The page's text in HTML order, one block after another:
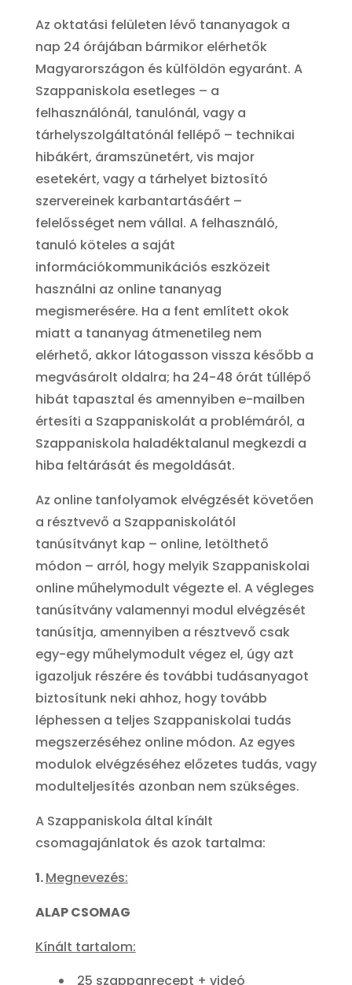
Az oktatási felületen lévő tananyagok a
nap 24 órájában bármikor elérhetők
Magyarországon és külföldön egyaránt. A
Szappaniskola esetleges – a
felhasználónál, tanulónál, vagy a
tárhelyszolgáltatónál fellépő – technikai
hibákért, áramszünetért, vis major
esetekért, vagy a tárhelyet biztosító
szervereinek karbantartásáért –
felelősséget nem vállal. A felhasználó,
tanuló köteles a saját
információkommunikációs eszközeit
használni az online tananyag
megismerésére. Ha a fent említett okok
miatt a tananyag átmenetileg nem
elérhető, akkor látogasson vissza később a
megvásárolt oldalra; ha 24-48 órát túllépő
hibát tapasztal és amennyiben e-mailben
értesíti a Szappaniskolát a problémáról, a
Szappaniskola haladéktalanul megkezdi a
hiba feltárását és megoldását.
Az online tanfolyamok elvégzését követően
a résztvevő a Szappaniskolától
tanúsítványt kap – online, letölthető
módon – arról, hogy melyik Szappaniskolai
online műhelymodult végezte el. A végleges
tanúsítvány valamennyi modul elvégzését
tanúsítja, amennyiben a résztvevő csak
egy-egy műhelymodult végez el, úgy azt
igazoljuk részére és további tudásanyagot
biztosítunk neki ahhoz, hogy tovább
léphessen a teljes Szappaniskolai tudás
megszerzéséhez online módon. Az egyes
modulok elvégzéséhez előzetes tudás, vagy
modulteljesítés azonban nem szükséges.
A Szappaniskola által kínált
csomagajánlatok és azok tartalma:
1.Megnevezés:
ALAP CSOMAG
Kínált tartalom:
25 szappanrecept + videó